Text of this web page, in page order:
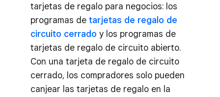
tarjetas de regalo para negocios: los
programas de tarjetas de regalo de
circuito cerrado y los programas de
tarjetas de regalo de circuito abierto.
Con una tarjeta de regalo de circuito
cerrado, los compradores solo pueden
canjear las tarjetas de regalo en la